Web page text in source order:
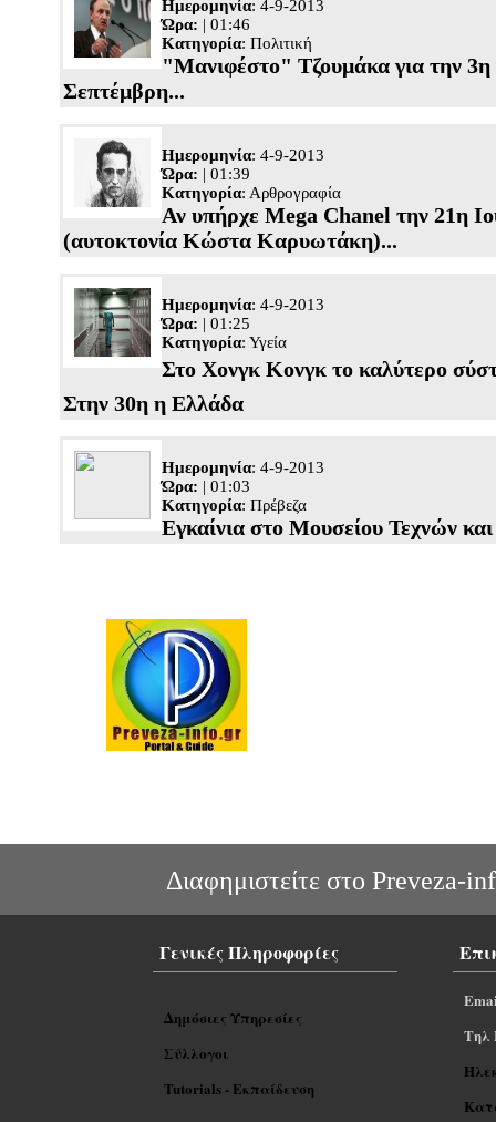
Ημερομηνία: 4-9-2013
Ώρα: | 01:46
Κατηγορία: Πολιτική
"Μανιφέστο" Τζουμάκα για την 3η
Σεπτέμβρη...
Ημερομηνία: 4-9-2013
Ώρα: | 01:39
Κατηγορία: Αρθρογραφία
Αν υπήρχε Mega Chanel την 21η
(αυτοκτονία Κώστα Καρυωτάκη)...
Ημερομηνία: 4-9-2013
Ώρα: | 01:25
Κατηγορία: Υγεία
Στο Χονγκ Κονγκ το καλύτερο
Στην 30η η Ελλάδα
Ημερομηνία: 4-9-2013
Ώρα: | 01:03
Κατηγορία: Πρέβεζα
Εγκαίνια στο Μουσείου Τεχνών
Διαφημιστείτε στο Preveza-
Γενικές Πληροφορίες
Δημόσιες Υπηρεσίες
Σύλλογοι
Tutorials - Εκπαίδευση
Tηλ